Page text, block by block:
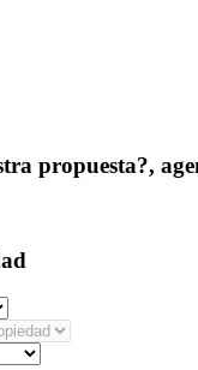
propuesta?,